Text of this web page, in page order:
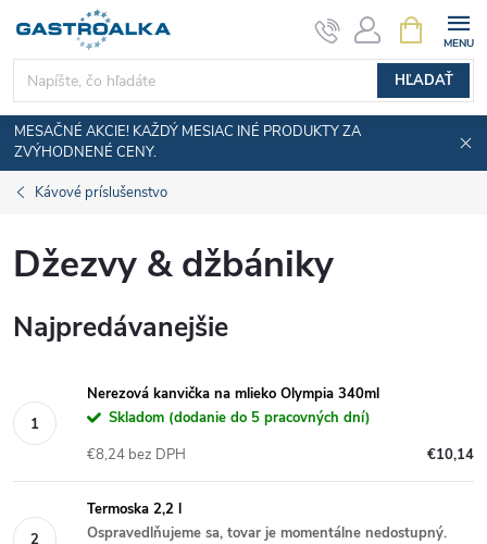
obsah
HĽADAŤ
KOŠÍK
MESAČNÉ AKCIE! KAŽDÝ MESIAC INÉ PRODUKTY ZA
ZVÝHODNENÉ CENY.
Kávové príslušenstvo
Džezvy & džbániky
Najpredávanejšie
Nerezová kanvička na mlieko Olympia 340ml
Skladom (dodanie do 5 pracovných dní)
€10,14
€8,24 bez DPH
Termoska 2,2 l
Ospravedlňujeme sa, tovar je momentálne nedostupný.